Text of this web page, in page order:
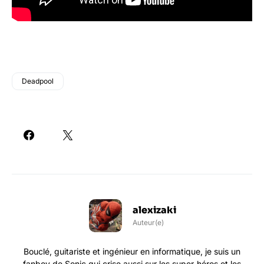
Deadpool
alexizaki
Auteur(e)
Bouclé, guitariste et ingénieur en informatique, je suis un